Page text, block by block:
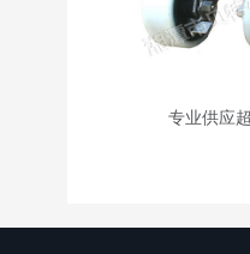
专业供应